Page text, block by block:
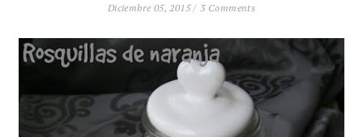
Diciembre 05, 2015 / 3 Comments